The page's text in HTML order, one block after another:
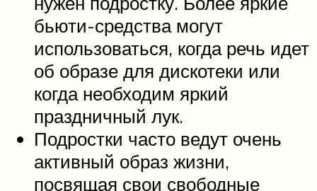
бьюти-средства могут
использоваться, когда речь идет
об образе для дискотеки или
когда необходим яркий
праздничный лук.
Подростки часто ведут очень
активный образ жизни,
посвящая свои свободные